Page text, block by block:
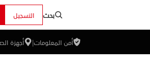
بحث التسجيل
أمن المعلومات| أجهزة